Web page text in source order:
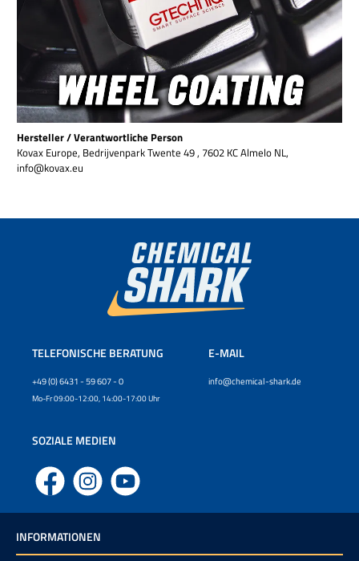
Hersteller / Verantwortliche Person
Kovax Europe, Bedrijvenpark Twente 49 , 7602 KC Almelo NL,
info@kovax.eu
TELEFONISCHE BERATUNG
+49 (0) 6431 - 59 607 - 0
Mo-Fr 09:00-12:00, 14:00-17:00 Uhr
E-MAIL
info@chemical-shark.de
SOZIALE MEDIEN
Facebook Instagram YouTube
INFORMATIONEN